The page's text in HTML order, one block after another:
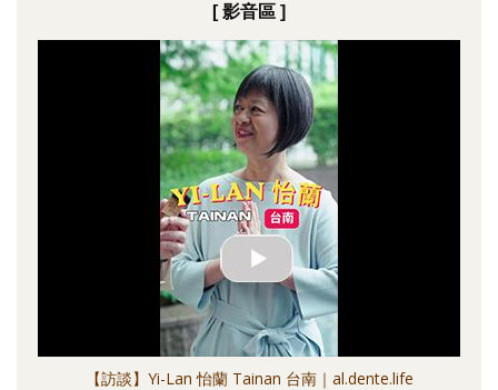
[ 影音區 ]
【訪談】Yi-Lan 怡蘭 Tainan 台南｜al.dente.life